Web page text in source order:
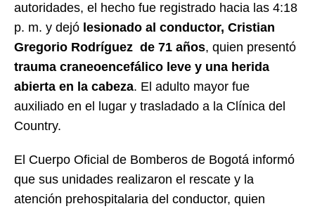
autoridades, el hecho fue registrado hacia las 4:18
p. m. y dejó lesionado al conductor, Cristian
Gregorio Rodríguez de 71 años, quien presentó
trauma craneoencefálico leve y una herida
abierta en la cabeza. El adulto mayor fue
auxiliado en el lugar y trasladado a la Clínica del
Country.
El Cuerpo Oficial de Bomberos de Bogotá informó
que sus unidades realizaron el rescate y la
atención prehospitalaria del conductor, quien